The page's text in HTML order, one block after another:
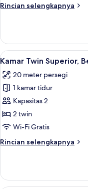
Asap
Breakfast)
Rincian selengkapnya
Rincian
Kamar
Double
Superior,
Asap
Rokok
(with
Breakfast)
Lihat
semua
foto
untuk
Kamar
Twin
Superior,
Asap
Breakfast)
4
Kamar Twin Superior,
20 meter persegi
1 kamar tidur
Kapasitas 2
2 twin
Wi-Fi Gratis
Rincian selengkapnya
Rincian
Kamar
Twin